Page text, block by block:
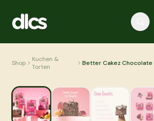
Shop
Kuchen &
Torten
Better Cakez Chocolate